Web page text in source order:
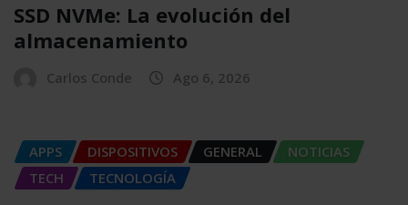
SSD NVMe: La evolución del
almacenamiento
Carlos Conde Ago 6, 2026
APPS DISPOSITIVOS GENERAL
NOTICIAS
TECH
TECNOLOGÍA